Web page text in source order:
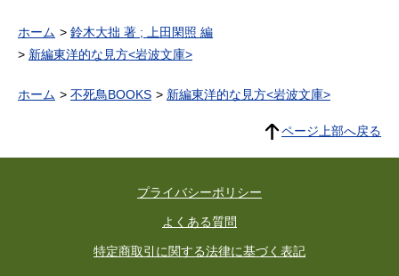
ホーム
鈴木大拙 著 ; 上田閑照 編
新編東洋的な見方<岩波文庫>
ホーム 不死鳥BOOKS 新編東洋的な見方<岩波文庫>
ページ上部へ戻る
プライバシーポリシー
よくある質問
特定商取引に関する法律に基づく表記